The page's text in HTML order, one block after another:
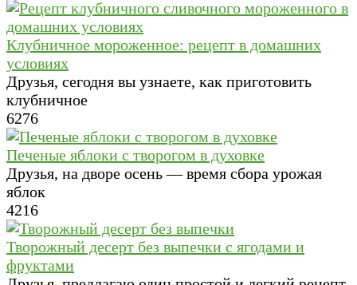
Клубничное мороженное: рецепт в домашних
условиях
Друзья, сегодня вы узнаете, как приготовить
клубничное
6276
Печеные яблоки с творогом в духовке
Друзья, на дворе осень — время сбора урожая
яблок
4216
Творожный десерт без выпечки с ягодами и
фруктами